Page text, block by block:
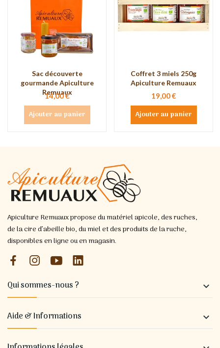
Sac découverte
gourmande Apiculture
Remuaux
14,00 €
Ajouter au panier
Coffret 3 miels 250g
Apiculture Remuaux
19,00 €
Ajouter au panier
Apiculture Remuaux propose du matériel apicole, des ruches,
de la cire d’abeille bio, du miel et des produits de la ruche,
disponibles en ligne ou en magasin.
Qui sommes-nous ? 
Aide & Informations 